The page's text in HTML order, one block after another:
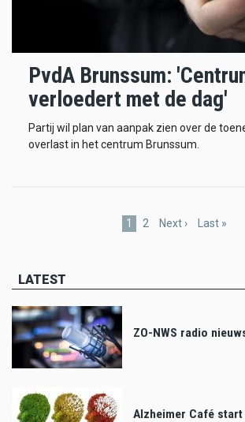
PvdA Brunssum:
verloedert met de dag'
Partij wil plan van aanpak zien over de
overlast in het centrum Brunssum.
Current
1 Page
2
Next
Next ›
Last
Last »
LATEST
ZO-NWS radio
Alzheimer Café